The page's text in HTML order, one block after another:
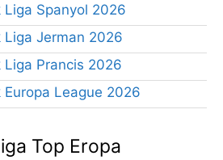
Liga Spanyol 2026
Liga Jerman 2026
Liga Prancis 2026
Europa League 2026
Top Eropa